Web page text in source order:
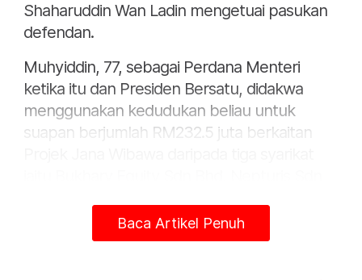
Shaharuddin Wan Ladin mengetuai pasukan
defendan.
Muhyiddin, 77, sebagai Perdana Menteri
ketika itu dan Presiden Bersatu, didakwa
menggunakan kedudukan beliau untuk
suapan berjumlah RM232.5 juta berkaitan
Azman Yusoff bagi parti berkenaan.
Baca Artikel Penuh